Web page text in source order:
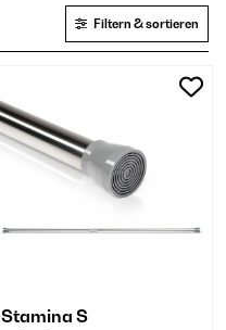
Filtern & sortieren
Stamina S